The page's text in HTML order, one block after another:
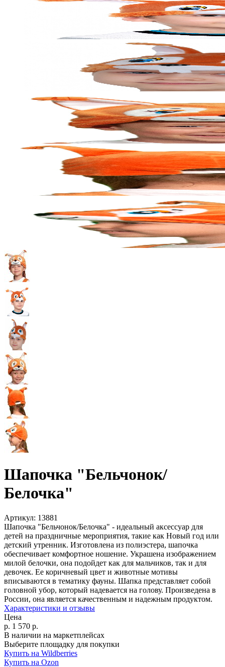
Шапочка "Бельчонок/
Белочка"
Артикул: 13881
Шапочка "Бельчонок/Белочка" - идеальный аксессуар для
детей на праздничные мероприятия, такие как Новый год или
детский утренник. Изготовлена из полиэстера, шапочка
обеспечивает комфортное ношение. Украшена изображением
милой белочки, она подойдет как для мальчиков, так и для
девочек. Ее коричневый цвет и животные мотивы
вписываются в тематику фауны. Шапка представляет собой
головной убор, который надевается на голову. Произведена в
России, она является качественным и надежным продуктом.
Характеристики и отзывы
Цена
р. 1 570 р.
В наличии на маркетплейсах
Выберите площадку для покупки
Купить на Wildberries
Купить на Ozon